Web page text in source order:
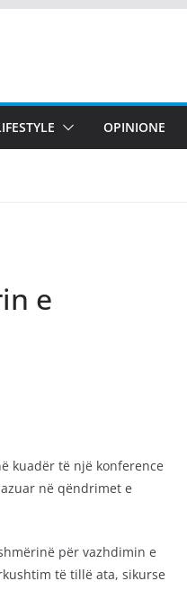
OPINIONE
e
kuadër të një konference
në qëndrimet e
për vazhdimin e
të tillë ata, sikurse